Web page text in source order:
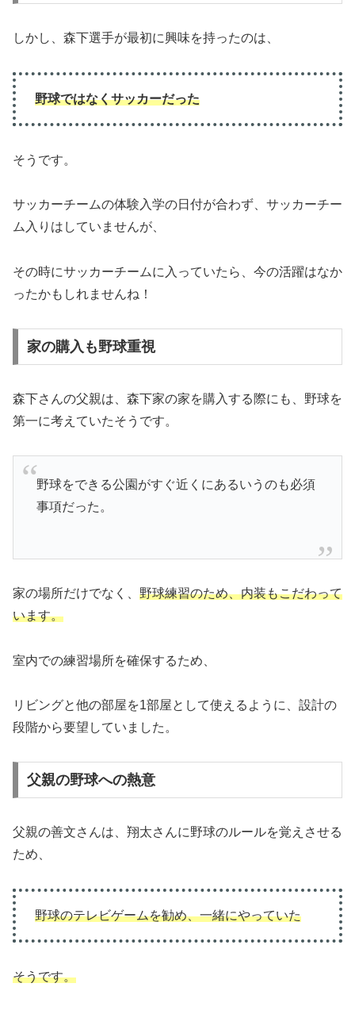
しかし、森下選手が最初に興味を持ったのは、
野球ではなくサッカーだった
そうです。
サッカーチームの体験入学の日付が合わず、サッカーチー
ム入りはしていませんが、
その時にサッカーチームに入っていたら、今の活躍はなか
ったかもしれませんね！
家の購入も野球重視
森下さんの父親は、森下家の家を購入する際にも、野球を
第一に考えていたそうです。
野球をできる公園がすぐ近くにあるいうのも必須
事項だった。
家の場所だけでなく、 野球練習のため、内装もこだわって
います。
室内での練習場所を確保するため、
リビングと他の部屋を1部屋として使えるように、設計の
段階から要望していました。
父親の野球への熱意
父親の善文さんは、翔太さんに野球のルールを覚えさせる
ため、
野球のテレビゲームを勧め、一緒にやっていた
そうです。